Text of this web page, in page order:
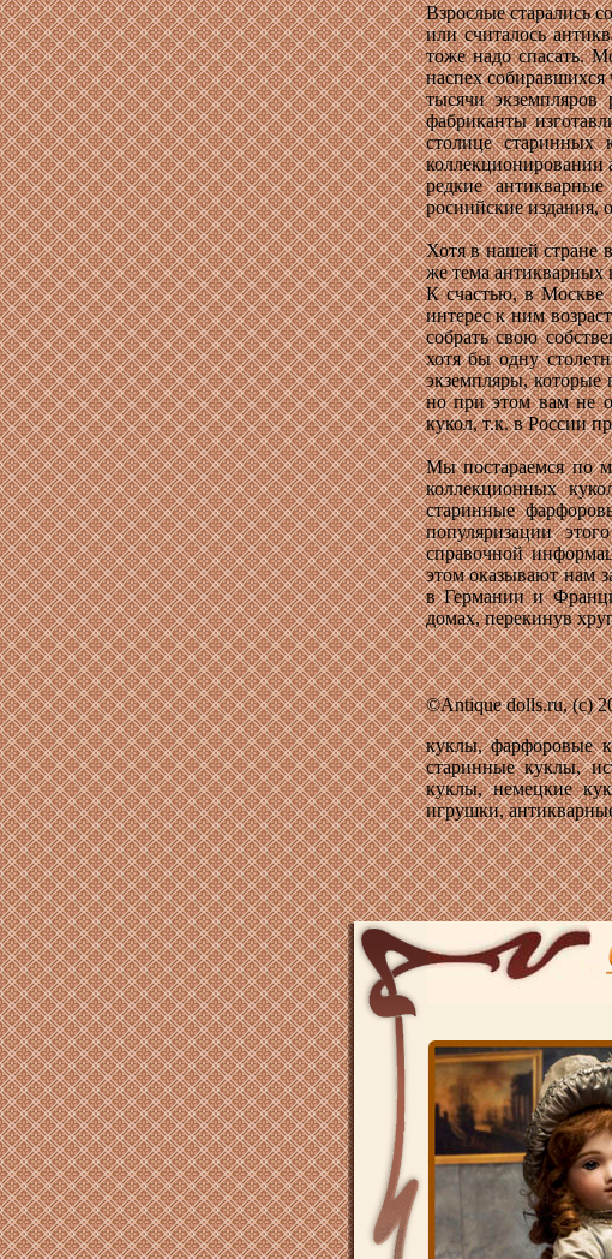
Взрослые старались
или считалось
тоже надо спасать.
наспех собиравшихся
тысячи
фабриканты
столице
коллекционировании
редкие
росиийские издания,
Хотя в нашей стране
же тема антикварных
К счастью, в Москве
интерес к ним
собрать свою
хотя бы одну
экземпляры, которые
но при этом вам не
кукол, т.к. в России
Мы постараемся по
коллекционных
старинные
популяризации
справочной
этом оказывают нам
в Германии и
домах, перекинув
©Antique dolls.ru, (с)
куклы, фарфоровые
старинные куклы,
куклы, немецкие
игрушки,